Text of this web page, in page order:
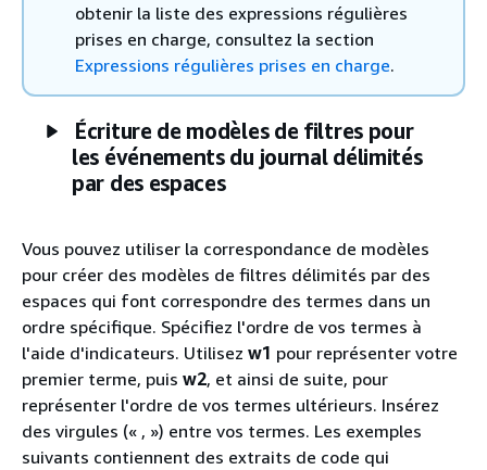
obtenir la liste des expressions régulières
prises en charge, consultez la section
Expressions régulières prises en charge.
Écriture de modèles de filtres pour
les événements du journal délimités
par des espaces
Vous pouvez utiliser la correspondance de modèles
pour créer des modèles de filtres délimités par des
espaces qui font correspondre des termes dans un
ordre spécifique. Spécifiez l'ordre de vos termes à
l'aide d'indicateurs. Utilisez w1 pour représenter votre
premier terme, puis w2, et ainsi de suite, pour
représenter l'ordre de vos termes ultérieurs. Insérez
des virgules (« , ») entre vos termes. Les exemples
suivants contiennent des extraits de code qui